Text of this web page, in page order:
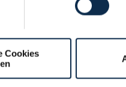
Cookies